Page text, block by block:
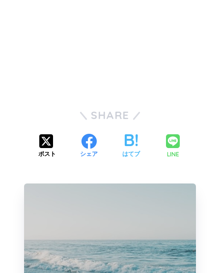
SHARE
ポスト シェア はてブ LINE